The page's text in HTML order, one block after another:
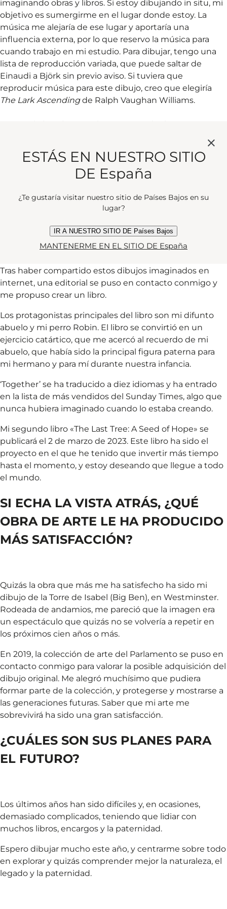
imaginando obras y libros. Si estoy dibujando in situ, mi
objetivo es sumergirme en el lugar donde estoy. La
música me alejaría de ese lugar y aportaría una
influencia externa, por lo que reservo la música para
cuando trabajo en mi estudio. Para dibujar, tengo una
lista de reproducción variada, que puede saltar de
Einaudi a Björk sin previo aviso. Si tuviera que
reproducir música para este dibujo, creo que elegiría
The Lark Ascendingde Ralph Vaughan Williams.
«TOGETHER». ¿DE DÓNDE SURGIÓ
Al no poder viajar y pintar in situ, me puse a crear obras
más reflexivas, inspiradas en situaciones que ocurren en
nuestro alrededor.
Tras haber compartido estos dibujos imaginados en
internet, una editorial se puso en contacto conmigo y
me propuso crear un libro.
Los protagonistas principales del libro son mi difunto
abuelo y mi perro Robin. El libro se convirtió en un
ejercicio catártico, que me acercó al recuerdo de mi
abuelo, que había sido la principal figura paterna para
mi hermano y para mí durante nuestra infancia.
‘Together’ se ha traducido a diez idiomas y ha entrado
en la lista de más vendidos del Sunday Times, algo que
nunca hubiera imaginado cuando lo estaba creando.
Mi segundo libro «The Last Tree: A Seed of Hope» se
publicará el 2 de marzo de 2023. Este libro ha sido el
proyecto en el que he tenido que invertir más tiempo
hasta el momento, y estoy deseando que llegue a todo
el mundo.
SI ECHA LA VISTA ATRÁS, ¿QUÉ
OBRA DE ARTE LE HA PRODUCIDO
MÁS SATISFACCIÓN?
Quizás la obra que más me ha satisfecho ha sido mi
dibujo de la Torre de Isabel (Big Ben), en Westminster.
Rodeada de andamios, me pareció que la imagen era
un espectáculo que quizás no se volvería a repetir en
los próximos cien años o más.
En 2019, la colección de arte del Parlamento se puso en
contacto conmigo para valorar la posible adquisición del
dibujo original. Me alegró muchísimo que pudiera
formar parte de la colección, y protegerse y mostrarse a
las generaciones futuras. Saber que mi arte me
sobrevivirá ha sido una gran satisfacción.
¿CUÁLES SON SUS PLANES PARA
EL FUTURO?
Los últimos años han sido difíciles y, en ocasiones,
demasiado complicados, teniendo que lidiar con
muchos libros, encargos y la paternidad.
Espero dibujar mucho este año, y centrarme sobre todo
en explorar y quizás comprender mejor la naturaleza, el
legado y la paternidad.
ESTÁS EN NUESTRO SITIO
DE España
¿Te gustaría visitar nuestro sitio de Países Bajos en su
lugar?
IR A NUESTRO SITIO DE Países Bajos
MANTENERME EN EL SITIO DE España